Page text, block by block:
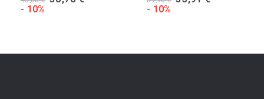
price
- 10%
price
- 10%